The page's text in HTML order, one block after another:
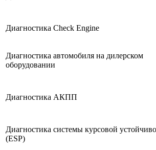
Диагностика Check Engine
Диагностика автомобиля на дилерском
оборудовании
Диагностика АКПП
Диагностика системы курсовой
(ESP)